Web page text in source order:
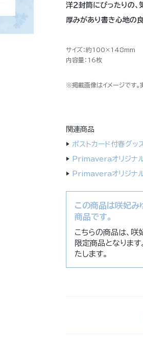
洋２封筒にぴったりの、
厚みがあり書き心地の
サイズ：約100×148mm
内容量：16枚
※掲載画像はイメージです。
関連商品
▶ ポストカード付春グッ
▶ Primaveraオリジナ
▶ Primaveraオリジナ
この商品は咲妃
商品です。
こちらの商品は、
限定商品となります
たします。